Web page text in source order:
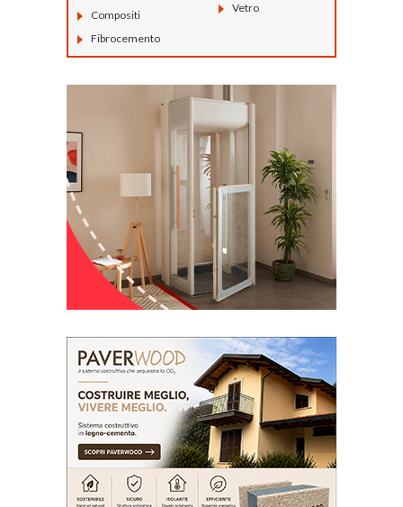
Compositi
Fibrocemento
Vetro